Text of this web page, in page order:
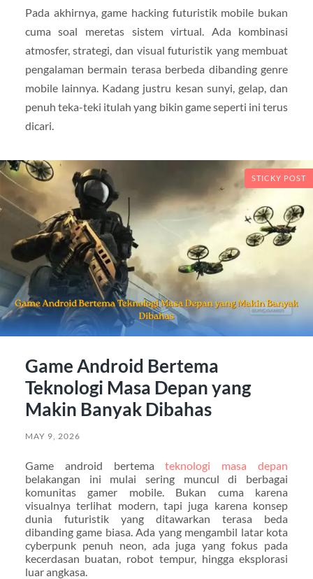
Pada akhirnya, game hacking futuristik mobile bukan
cuma soal meretas sistem virtual. Ada kombinasi
atmosfer, strategi, dan visual futuristik yang membuat
pengalaman bermain terasa berbeda dibanding genre
mobile lainnya. Kadang justru kesan sunyi, gelap, dan
penuh teka-teki itulah yang bikin game seperti ini terus
dicari.
STICKY POST
Game Android Bertema
Teknologi Masa Depan yang
Makin Banyak Dibahas
MAY 9, 2026
Game android bertema teknologi masa depan
belakangan ini mulai sering muncul di berbagai
komunitas gamer mobile. Bukan cuma karena
visualnya terlihat modern, tapi juga karena konsep
dunia futuristik yang ditawarkan terasa beda
dibanding game biasa. Ada yang mengambil latar kota
cyberpunk penuh neon, ada juga yang fokus pada
kecerdasan buatan, robot tempur, hingga eksplorasi
luar angkasa.